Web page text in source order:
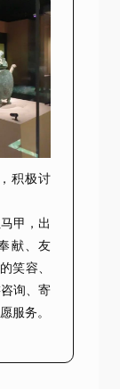
积极讨
甲，出
献、友
笑容、
询、寄
服务。